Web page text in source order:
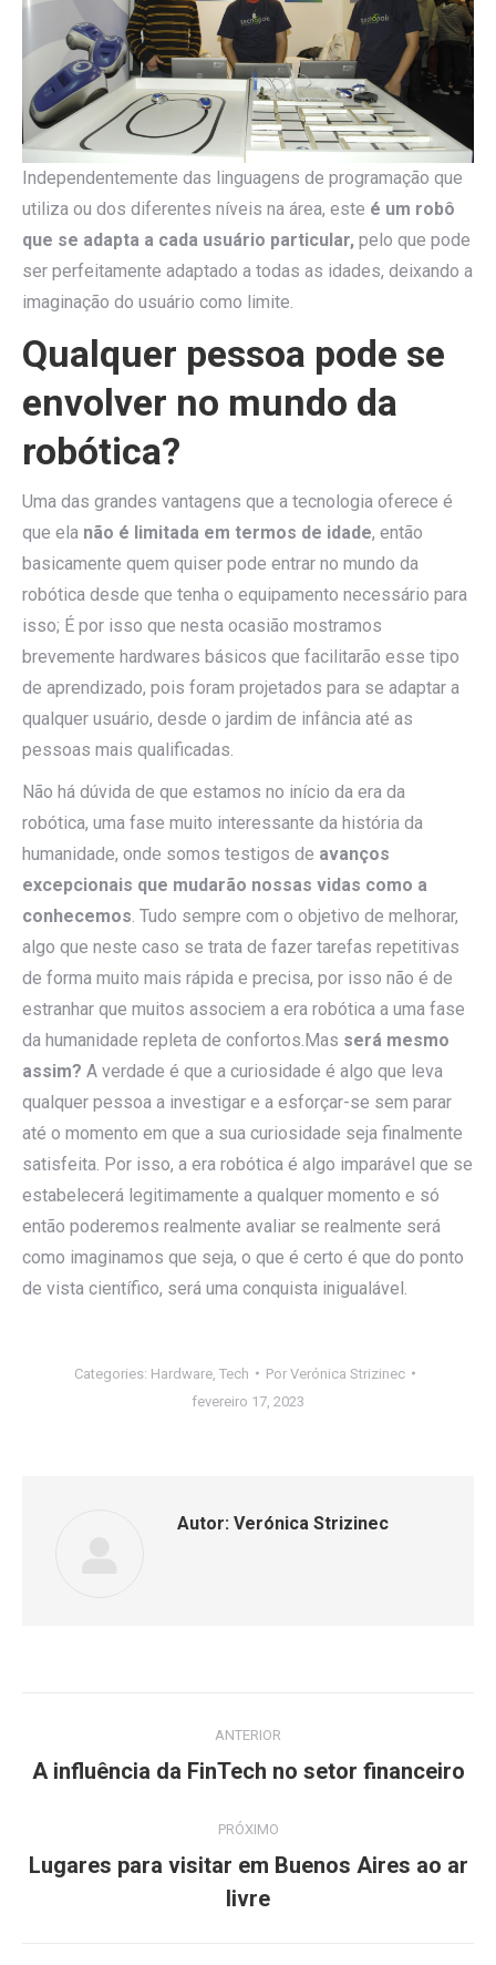
Independentemente das linguagens de programação que
utiliza ou dos diferentes níveis na área, este é um robô
que se adapta a cada usuário particular, pelo que pode
ser perfeitamente adaptado a todas as idades, deixando a
imaginação do usuário como limite.
Qualquer pessoa pode se
envolver no mundo da
robótica?
Uma das grandes vantagens que a tecnologia oferece é
que ela não é limitada em termos de idade, então
basicamente quem quiser pode entrar no mundo da
robótica desde que tenha o equipamento necessário para
isso; É por isso que nesta ocasião mostramos
brevemente hardwares básicos que facilitarão esse tipo
de aprendizado, pois foram projetados para se adaptar a
qualquer usuário, desde o jardim de infância até as
pessoas mais qualificadas.
Não há dúvida de que estamos no início da era da
robótica, uma fase muito interessante da história da
humanidade, onde somos testigos de avanços
excepcionais que mudarão nossas vidas como a
conhecemos. Tudo sempre com o objetivo de melhorar,
algo que neste caso se trata de fazer tarefas repetitivas
de forma muito mais rápida e precisa, por isso não é de
estranhar que muitos associem a era robótica a uma fase
da humanidade repleta de confortos.Mas será mesmo
assim? A verdade é que a curiosidade é algo que leva
qualquer pessoa a investigar e a esforçar-se sem parar
até o momento em que a sua curiosidade seja finalmente
satisfeita. Por isso, a era robótica é algo imparável que se
estabelecerá legitimamente a qualquer momento e só
então poderemos realmente avaliar se realmente será
como imaginamos que seja, o que é certo é que do ponto
de vista científico, será uma conquista inigualável.
Categories: Hardware Tech Por Verónica Strizinec
fevereiro 17, 2023
Autor: Verónica Strizinec
de
ANTERIOR
Post
A influência da FinTech no setor financeiro
PRÓXIMO
Próximo
post:
Lugares para visitar em Buenos Aires ao ar
livre